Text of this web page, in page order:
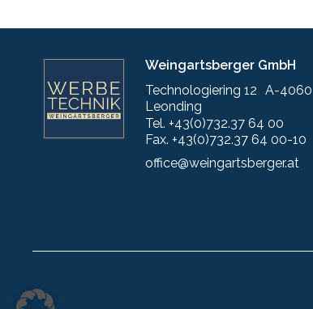
Weingartsberger GmbH
Technologiering 12 A-4060
Leonding
Tel. +43(0)732.37 64 00
Fax. +43(0)732.37 64 00-10
office@weingartsberger.at